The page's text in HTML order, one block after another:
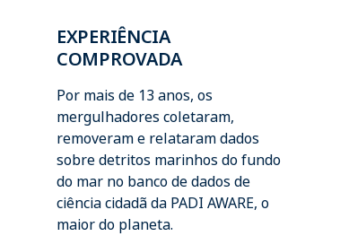
EXPERIÊNCIA
COMPROVADA
Por mais de 13 anos, os
mergulhadores coletaram,
removeram e relataram dados
sobre detritos marinhos do fundo
do mar no banco de dados de
ciência cidadã da PADI AWARE, o
maior do planeta.